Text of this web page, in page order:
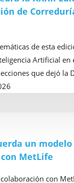
de
de esta
Artificial en
que dejó la
un
MetLife
con